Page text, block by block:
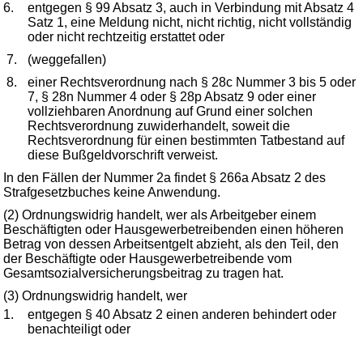
6.
entgegen § 99 Absatz 3, auch in Verbindung mit Absatz 4
Satz 1, eine Meldung nicht, nicht richtig, nicht vollständig
oder nicht rechtzeitig erstattet oder
7.
(weggefallen)
8.
einer Rechtsverordnung nach § 28c Nummer 3 bis 5 oder
7, § 28n Nummer 4 oder § 28p Absatz 9 oder einer
vollziehbaren Anordnung auf Grund einer solchen
Rechtsverordnung zuwiderhandelt, soweit die
Rechtsverordnung für einen bestimmten Tatbestand auf
diese Bußgeldvorschrift verweist.
In den Fällen der Nummer 2a findet § 266a Absatz 2 des
Strafgesetzbuches keine Anwendung.
(2) Ordnungswidrig handelt, wer als Arbeitgeber einem
Beschäftigten oder Hausgewerbetreibenden einen höheren
Betrag von dessen Arbeitsentgelt abzieht, als den Teil, den
der Beschäftigte oder Hausgewerbetreibende vom
Gesamtsozialversicherungsbeitrag zu tragen hat.
(3) Ordnungswidrig handelt, wer
1.
entgegen § 40 Absatz 2 einen anderen behindert oder
benachteiligt oder